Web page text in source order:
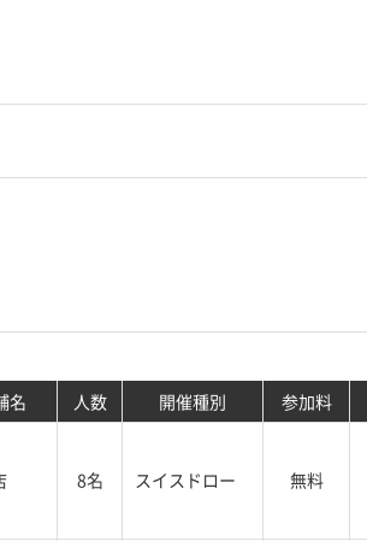
名 人数 開催種別 参加料
8名 スイスドロー 無料